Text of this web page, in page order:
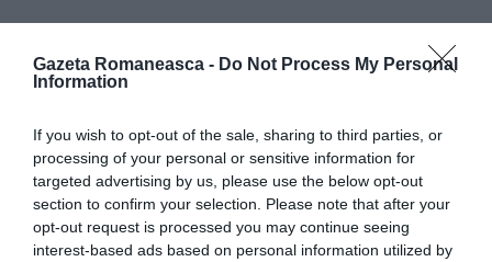
Gazeta Romaneasca - Do Not Process My Personal
Information
If you wish to opt-out of the sale, sharing to third parties, or
processing of your personal or sensitive information for
targeted advertising by us, please use the below opt-out
section to confirm your selection. Please note that after your
opt-out request is processed you may continue seeing
interest-based ads based on personal information utilized by
mărturiile mamei tinerei şi ale unei prietene. La
procurorul a cerut pedepse între trei şi cinci ani de
închisoare pentru tienri, pentru tentativă de viol.
Avocaţii românilor, Andrea Palmiero şi Angela De
Rosa au pledat, în schimb, pentru nevinovăţia